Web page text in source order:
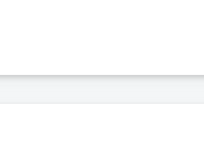
Mechatroniker im
Post AG